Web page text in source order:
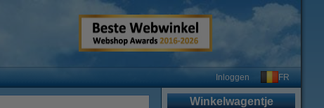
Inloggen FR
Winkelwagentje